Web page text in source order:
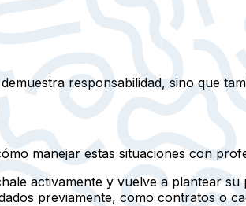
responsabilidad, sino que
manejar estas situaciones con
activamente y vuelve a plantear
previamente, como contratos o